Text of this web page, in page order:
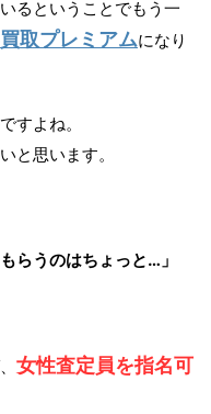
るということでもう一
買取プレミアムになり
すよね。
と思います。
らうのはちょっと…」
女性査定員を指名可